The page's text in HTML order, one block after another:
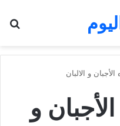
و الالبان
و